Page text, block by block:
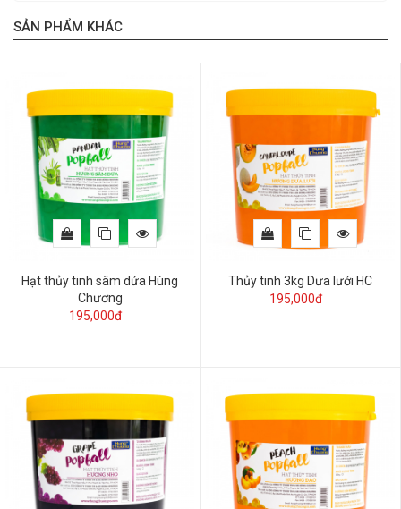
SẢN PHẨM KHÁC
Hạt thủy tinh sâm dứa Hùng
Chương
195,000đ
Thủy tinh 3kg Dưa lưới HC
195,000đ